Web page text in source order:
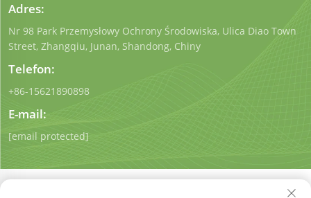
Adres:
Nr 98 Park Przemysłowy Ochrony Środowiska, Ulica Diao Town
Street, Zhangqiu, Junan, Shandong, Chiny
Telefon:
+86-15621890898
E-mail:
[email protected]